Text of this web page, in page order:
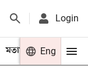
Login
মতামত খেলা
Eng